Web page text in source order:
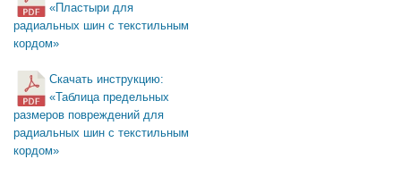
«Пластыри для
радиальных шин с текстильным
кордом»
Скачать инструкцию:
«Таблица предельных
размеров повреждений для
радиальных шин с текстильным
кордом»